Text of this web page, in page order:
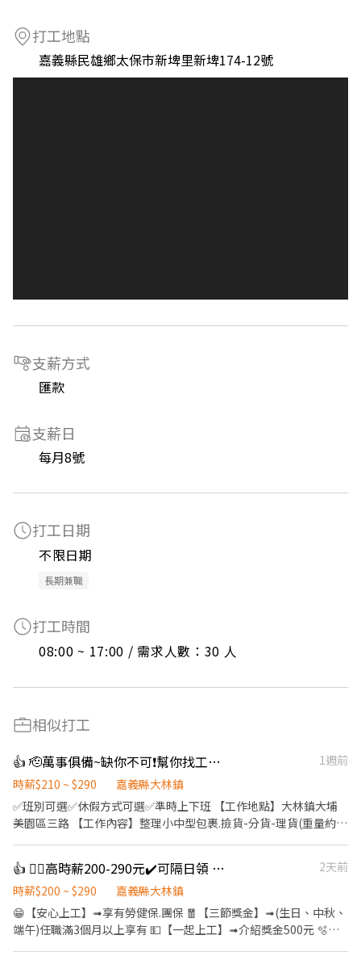
打工地點
嘉義縣民雄鄉太保市新埤里新埤174-12號
支薪方式
匯款
支薪日
每月8號
打工日期
不限日期
長期兼職
打工時間
08:00 ~ 17:00 / 需求人數：30 人
相似打工
👍 🫡萬事俱備~缺你不可❗幫你找工作【可視訊面試】時薪最高290元-蝦
1週前
時薪$210 ~ $290
嘉義縣大林鎮
✅班別可選✅休假方式可選✅準時上下班 【工作地點】大林鎮大埔
美園區三路 【工作內容】整理小中型包裹.撿貨-分貨-理貨(重量約5-
期津貼+10元【$210元/時】 【中班】➡️15:30-00:30➡️時薪205+08
月檔期津貼+35元【$240元/時】 【夜班】➡️00:00-09:00➡️時薪
210+08月檔期津貼+65元【$275元/時】 【晚八】(休日和
一)➡️20:00-24:00➡️時薪200+08月檔期津貼+20元【$220元/時】 -
【月排休8天】 【早班】➡️09:00-18:00➡️時薪200+08月檔期津貼
👍 👌🏻高時薪200-290元✔️可隔日領 🤩(休六日)🤩貼標籤理貨
2天前
時薪$200 ~ $290
嘉義縣大林鎮
😁【安心上工】➟享有勞健保.團保 🧧【三節獎金】➟(生日、中秋、
端午)任職滿3個月以上享有 💵【一起上工】➟介紹獎金500元 🫧